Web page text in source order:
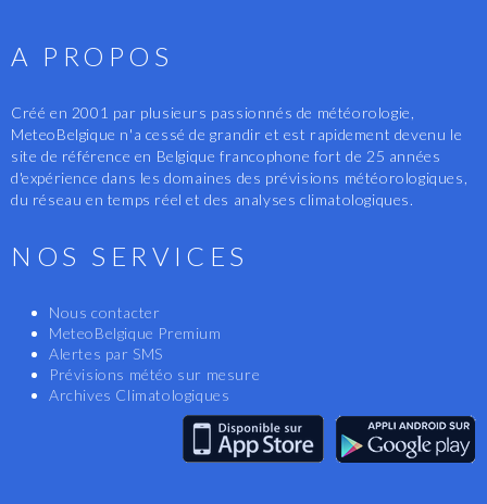
A PROPOS
Créé en 2001 par plusieurs passionnés de météorologie,
MeteoBelgique n'a cessé de grandir et est rapidement devenu le
site de référence en Belgique francophone fort de 25 années
d'expérience dans les domaines des prévisions météorologiques,
du réseau en temps réel et des analyses climatologiques.
NOS SERVICES
Nous contacter
MeteoBelgique Premium
Alertes par SMS
Prévisions météo sur mesure
Archives Climatologiques